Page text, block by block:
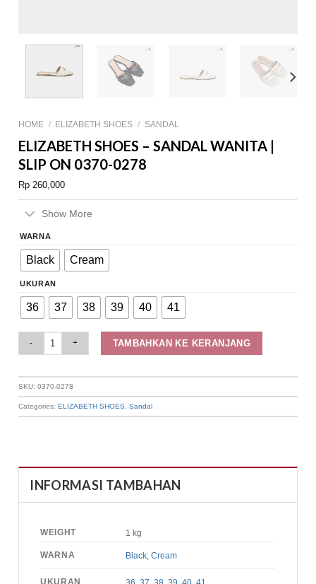
HOME / ELIZABETH SHOES / SANDAL
ELIZABETH SHOES – SANDAL WANITA |
SLIP ON 0370-0278
Rp 260,000
Show More
WARNA
Black Cream
UKURAN
36 37 38 39 40 41
TAMBAHKAN KE KERANJANG
SKU:0370-0278
Categories:ELIZABETH SHOES ,Sandal
INFORMASI TAMBAHAN
WEIGHT 1 kg
WARNA Black ,Cream
UKURAN